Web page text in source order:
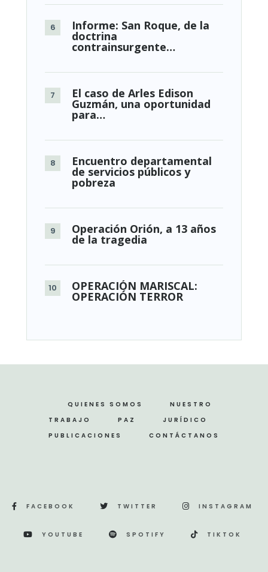
Informe: San Roque, de la
doctrina
contrainsurgente…
El caso de Arles Edison
Guzmán, una oportunidad
para…
Encuentro departamental
de servicios públicos y
pobreza
Operación Orión, a 13 años
de la tragedia
OPERACIÓN MARISCAL:
OPERACIÓN TERROR
QUIENES SOMOS
NUESTRO
TRABAJO
PAZ
JURÍDICO
PUBLICACIONES
CONTÁCTANOS
FACEBOOK TWITTER INSTAGRAM
YOUTUBE SPOTIFY TIKTOK